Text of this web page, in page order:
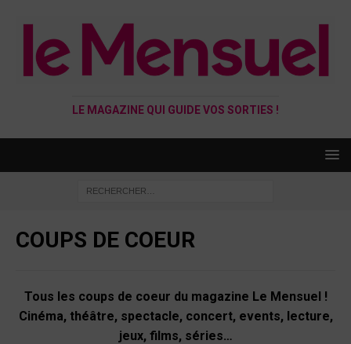
LE MAGAZINE QUI GUIDE VOS SORTIES !
COUPS DE COEUR
Tous les coups de coeur du magazine Le Mensuel !
Cinéma, théâtre, spectacle, concert, events, lecture,
jeux, films, séries…